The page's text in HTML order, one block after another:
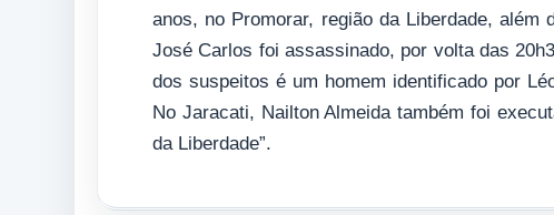
anos, no Promorar, região da Liberdade,
José Carlos foi assassinado, por volta das
dos suspeitos é um homem identificado por
No Jaracati, Nailton Almeida também foi
da Liberdade”.